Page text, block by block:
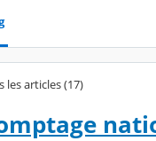
les articles (17)